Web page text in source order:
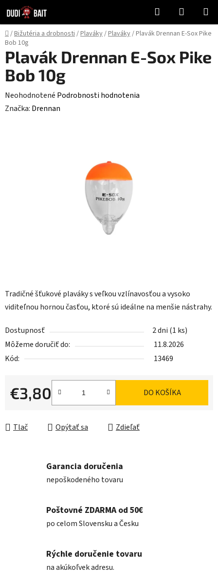
na
obsah
Hľadať
KOŠÍK
Domov
/Bižutéria a drobnosti/Plaváky/Plaváky/Plavák Drennan E-Sox Pike
Bob 10g
Tradičné šťukové plaváky s veľkou vzlínavosťou a vysoko
viditeľnou hornou časťou, ktoré sú ideálne na menšie nástrahy.
Dostupnosť 2 dni (1 ks)
Môžeme doručiť do:
11.8.2026
Kód:
13469
€3,80
Jednotková cena:
DO KOŠÍKA
Tlač Opýtať sa Zdieľať
Plavák Drennan E-Sox Pike
Bob 10g
Priemerné
hodnotenie
Neohodnotené Podrobnosti hodnotenia
Značka: Drennan
Garancia doručenia
nepoškodeného tovaru
Poštovné ZDARMA od 50€
po celom Slovensku a Česku
Rýchle doručenie tovaru
na akúkoľvek adresu.